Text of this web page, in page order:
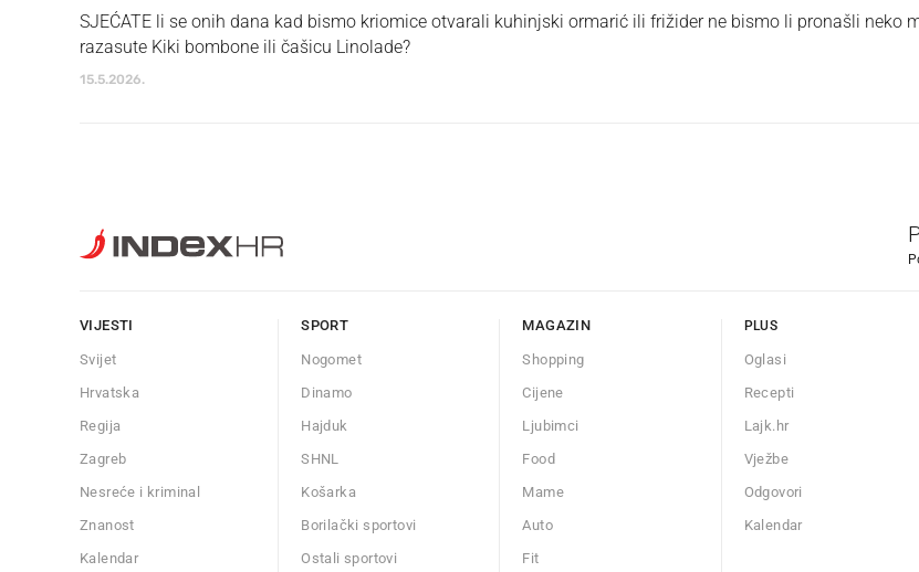
SJEĆATE li se onih dana kad bismo kriomice otvarali kuhinjski ormarić ili frižider ne bismo li pronašli neko
razasute Kiki bombone ili čašicu Linolade?
15.5.2026.
VIJESTI
Svijet
Hrvatska
Regija
Zagreb
Nesreće i kriminal
Znanost
Kalendar
SPORT
Nogomet
Dinamo
Hajduk
SHNL
Košarka
Borilački sportovi
Ostali sportovi
MAGAZIN
Shopping
Cijene
Ljubimci
Food
Mame
Auto
Fit
PLUS
Oglasi
Recepti
Lajk.hr
Vježbe
Odgovori
Kalendar